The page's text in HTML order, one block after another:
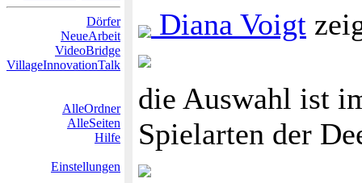
Dörfer
NeueArbeit
VideoBridge
VillageInnovationTalk
AlleOrdner
AlleSeiten
Hilfe
Einstellungen
Diana Voigt
die Auswahl ist
Spielarten der